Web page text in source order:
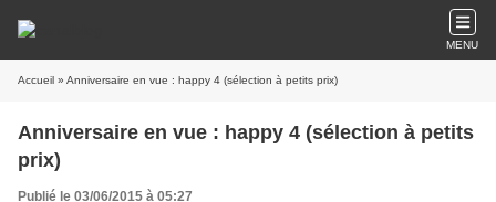
MENU
Accueil » Anniversaire en vue : happy 4 (sélection à petits prix)
Anniversaire en vue : happy 4 (sélection à petits
prix)
Publié le 03/06/2015 à 05:27